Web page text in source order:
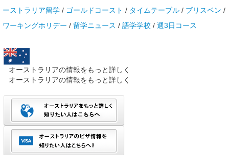
ーストラリア留学 / ゴールドコースト / タイムテーブル / ブリスベン /
ワーキングホリデー / 留学ニュース / 語学学校 / 週3日コース
オーストラリアの情報をもっと詳しく
オーストラリアの情報をもっと詳しく